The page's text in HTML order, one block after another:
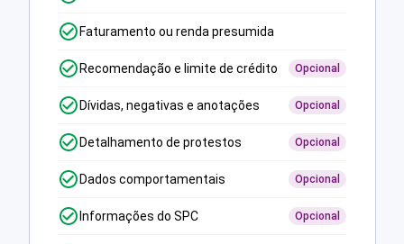
Faturamento ou renda presumida
Recomendação e limite de crédito Opcional
Dívidas, negativas e anotações Opcional
Detalhamento de protestos Opcional
Dados comportamentais Opcional
Informações do SPC Opcional